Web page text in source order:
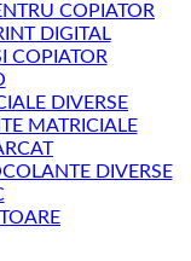
COPIATOR
DIGITAL
COPIATOR
DIVERSE
MATRICIALE
DIVERSE